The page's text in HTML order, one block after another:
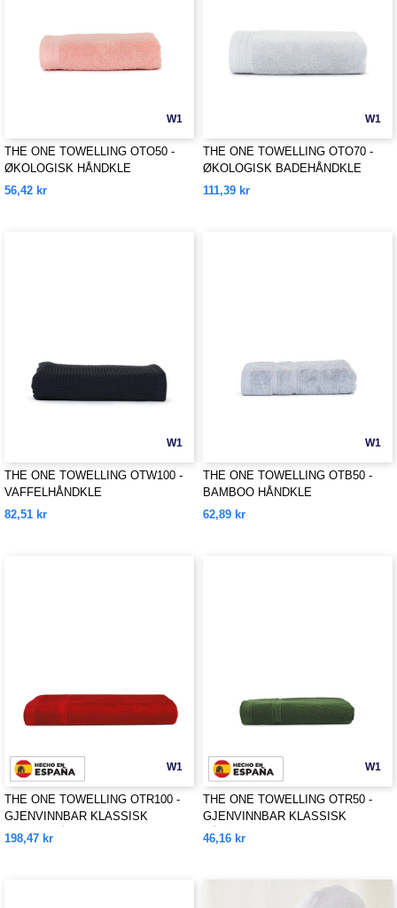
W1
THE ONE TOWELLING OTO50 -
ØKOLOGISK HÅNDKLE
56,42 kr
W1
THE ONE TOWELLING OTO70 -
ØKOLOGISK BADEHÅNDKLE
111,39 kr
W1
THE ONE TOWELLING OTW100 -
VAFFELHÅNDKLE
82,51 kr
W1
THE ONE TOWELLING OTB50 -
BAMBOO HÅNDKLE
62,89 kr
W1
THE ONE TOWELLING OTR100 -
GJENVINNBAR KLASSISK
STRANDHÅNDKLÆR AV
198,47 kr
W1
THE ONE TOWELLING OTR50 -
GJENVINNBAR KLASSISK
HÅNDKLE AV GJENVUNNET
46,16 kr